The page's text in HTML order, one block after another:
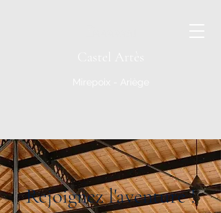
Rejoignez l'aventure !